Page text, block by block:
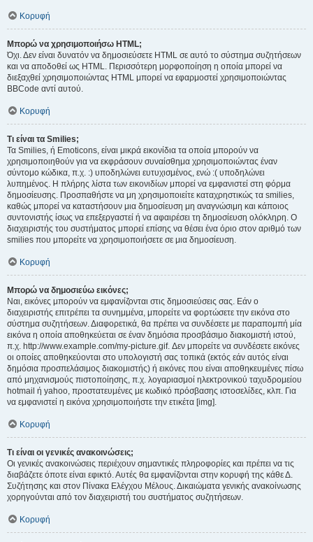
Κορυφή
Μπορώ να χρησιμοποιήσω HTML;
Όχι. Δεν είναι δυνατόν να δημοσιεύσετε HTML σε αυτό το σύστημα συζητήσεων
και να αποδοθεί ως HTML. Περισσότερη μορφοποίηση η οποία μπορεί να
διεξαχθεί χρησιμοποιώντας HTML μπορεί να εφαρμοστεί χρησιμοποιώντας
BBCode αντί αυτού.
Κορυφή
Τι είναι τα Smilies;
Τα Smilies, ή Emoticons, είναι μικρά εικονίδια τα οποία μπορούν να
χρησιμοποιηθούν για να εκφράσουν συναίσθημα χρησιμοποιώντας έναν
σύντομο κώδικα, π.χ. :) υποδηλώνει ευτυχισμένος, ενώ :( υποδηλώνει
λυπημένος. Η πλήρης λίστα των εικονιδίων μπορεί να εμφανιστεί στη φόρμα
δημοσίευσης. Προσπαθήστε να μη χρησιμοποιείτε καταχρηστικώς τα smilies,
καθώς μπορεί να καταστήσουν μια δημοσίευση μη αναγνώσιμη και κάποιος
συντονιστής ίσως να επεξεργαστεί ή να αφαιρέσει τη δημοσίευση ολόκληρη. Ο
διαχειριστής του συστήματος μπορεί επίσης να θέσει ένα όριο στον αριθμό των
smilies που μπορείτε να χρησιμοποιήσετε σε μια δημοσίευση.
Κορυφή
Μπορώ να δημοσιεύω εικόνες;
Ναι, εικόνες μπορούν να εμφανίζονται στις δημοσιεύσεις σας. Εάν ο
διαχειριστής επιτρέπει τα συνημμένα, μπορείτε να φορτώσετε την εικόνα στο
σύστημα συζητήσεων. Διαφορετικά, θα πρέπει να συνδέσετε με παραπομπή μία
εικόνα η οποία αποθηκεύεται σε έναν δημόσια προσβάσιμο διακομιστή ιστού,
π.χ. http://www.example.com/my-picture.gif. Δεν μπορείτε να συνδέσετε εικόνες
οι οποίες αποθηκεύονται στο υπολογιστή σας τοπικά (εκτός εάν αυτός είναι
δημόσια προσπελάσιμος διακομιστής) ή εικόνες που είναι αποθηκευμένες πίσω
από μηχανισμούς πιστοποίησης, π.χ. λογαριασμοί ηλεκτρονικού ταχυδρομείου
hotmail ή yahoo, προστατευμένες με κωδικό πρόσβασης ιστοσελίδες, κλπ. Για
να εμφανιστεί η εικόνα χρησιμοποιήστε την ετικέτα [img].
Κορυφή
Τι είναι οι γενικές ανακοινώσεις;
Οι γενικές ανακοινώσεις περιέχουν σημαντικές πληροφορίες και πρέπει να τις
διαβάζετε όποτε είναι εφικτό. Αυτές θα εμφανίζονται στην κορυφή της κάθε Δ.
Συζήτησης και στον Πίνακα Ελέγχου Μέλους. Δικαιώματα γενικής ανακοίνωσης
χορηγούνται από τον διαχειριστή του συστήματος συζητήσεων.
Κορυφή